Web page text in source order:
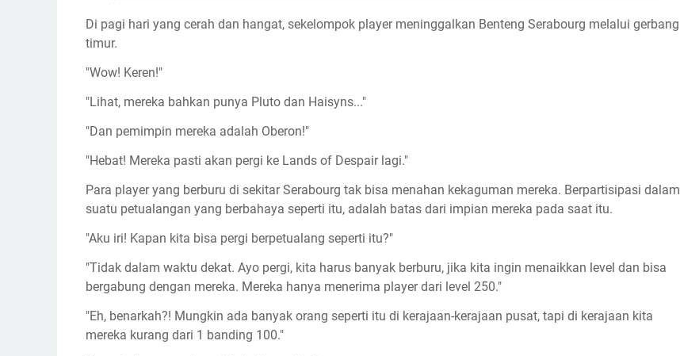
Di pagi hari yang cerah dan hangat, sekelompok player meninggalkan Benteng Serabourg melalui gerbang
timur.
"Wow! Keren!"
"Lihat, mereka bahkan punya Pluto dan Haisyns..."
"Dan pemimpin mereka adalah Oberon!"
"Hebat! Mereka pasti akan pergi ke Lands of Despair lagi."
Para player yang berburu di sekitar Serabourg tak bisa menahan kekaguman mereka. Berpartisipasi dalam
suatu petualangan yang berbahaya seperti itu, adalah batas dari impian mereka pada saat itu.
"Aku iri! Kapan kita bisa pergi berpetualang seperti itu?"
"Tidak dalam waktu dekat. Ayo pergi, kita harus banyak berburu, jika kita ingin menaikkan level dan bisa
bergabung dengan mereka. Mereka hanya menerima player dari level 250."
"Eh, benarkah?! Mungkin ada banyak orang seperti itu di kerajaan-kerajaan pusat, tapi di kerajaan kita
mereka kurang dari 1 banding 100."